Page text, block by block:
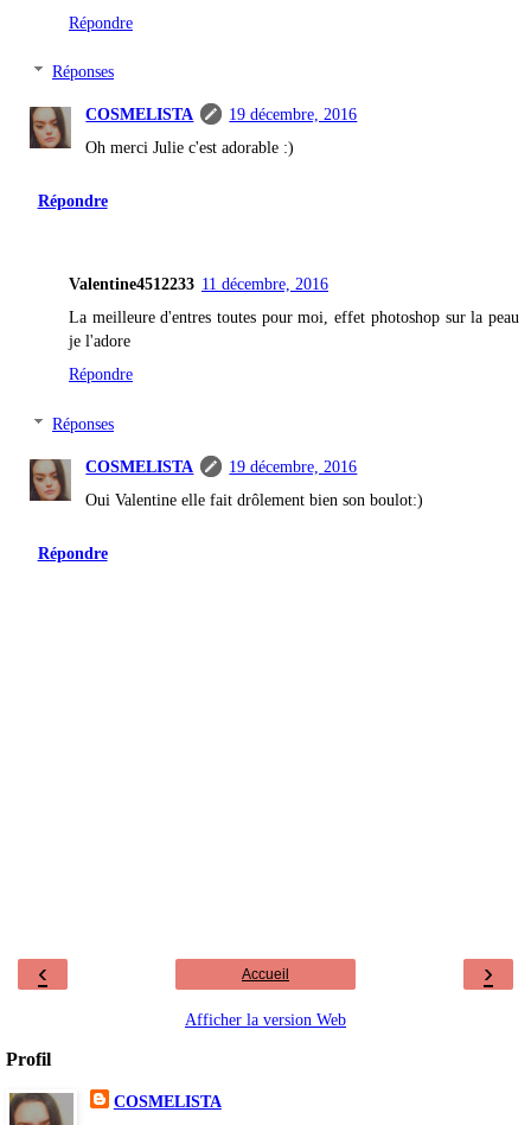
Répondre
Réponses
COSMELISTA
19 décembre, 2016
Oh merci Julie c'est adorable :)
Répondre
Valentine4512233 11 décembre, 2016
La meilleure d'entres toutes pour moi, effet photoshop sur la peau
je l'adore
Répondre
Réponses
COSMELISTA
19 décembre, 2016
Oui Valentine elle fait drôlement bien son boulot:)
Répondre
‹ ›
Accueil
Afficher la version Web
Profil
COSMELISTA